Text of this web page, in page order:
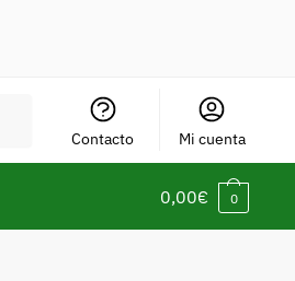
Contacto Mi cuenta
0,00€ 0